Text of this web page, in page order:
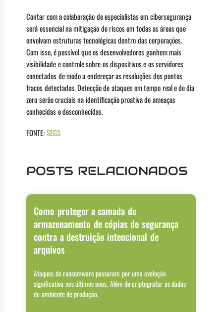
Contar com a colaboração de especialistas em cibersegurança
será essencial na mitigação de riscos em todas as áreas que
envolvam estruturas tecnológicas dentro das corporações.
Com isso, é possível que os desenvolvedores ganhem mais
visibilidade e controle sobre os dispositivos e os servidores
conectados de modo a endereçar as resoluções dos pontos
fracos detectados. Detecção de ataques em tempo real e de dia
zero serão cruciais na identificação proativa de ameaças
conhecidas e desconhecidas.
FONTE:SEGS
POSTS RELACIONADOS
Como proteger a camada de
armazenamento de cópias de segurança
contra a destruição intencional de
arquivos
Ataques de ransomware passaram por uma evolução
significativa nos últimos anos. Além de criptografar os dados
do ambiente de produção,